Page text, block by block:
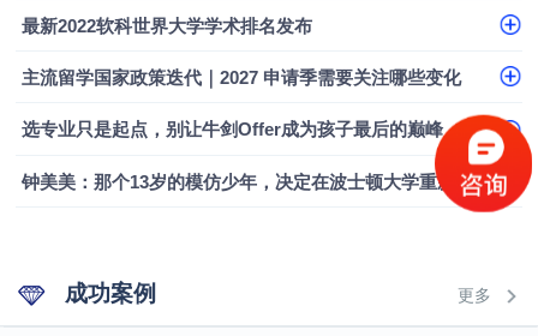
最新2022软科世界大学学术排名发布
主流留学国家政策迭代｜2027 申请季需要关注哪些变化
选专业只是起点，别让牛剑Offer成为孩子最后的巅峰
钟美美：那个13岁的模仿少年，决定在波士顿大学重新定义自己
成功案例 更多